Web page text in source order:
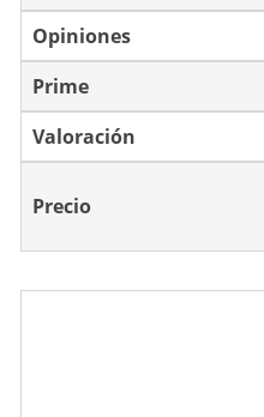
Opiniones
Prime
Valoración
Precio